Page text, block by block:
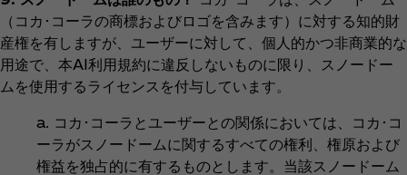
（コカ･コーラの商標およびロゴを含みます）に対する知的財
産権を有しますが、ユーザーに対して、個人的かつ非商業的な
用途で、本AI利用規約に違反しないものに限り、スノードー
ムを使用するライセンスを付与しています。
a. コカ･コーラとユーザーとの関係においては、コカ･コ
ーラがスノードームに関するすべての権利、権原および
権益を独占的に有するものとします。当該スノードーム